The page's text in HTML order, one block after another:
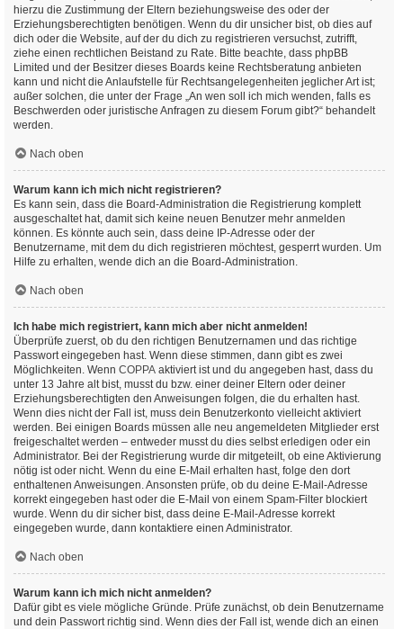
hierzu die Zustimmung der Eltern beziehungsweise des oder der
Erziehungsberechtigten benötigen. Wenn du dir unsicher bist, ob dies auf
dich oder die Website, auf der du dich zu registrieren versuchst, zutrifft,
ziehe einen rechtlichen Beistand zu Rate. Bitte beachte, dass phpBB
Limited und der Besitzer dieses Boards keine Rechtsberatung anbieten
kann und nicht die Anlaufstelle für Rechtsangelegenheiten jeglicher Art ist;
außer solchen, die unter der Frage „An wen soll ich mich wenden, falls es
Beschwerden oder juristische Anfragen zu diesem Forum gibt?“ behandelt
werden.
Nach oben
Warum kann ich mich nicht registrieren?
Es kann sein, dass die Board-Administration die Registrierung komplett
ausgeschaltet hat, damit sich keine neuen Benutzer mehr anmelden
können. Es könnte auch sein, dass deine IP-Adresse oder der
Benutzername, mit dem du dich registrieren möchtest, gesperrt wurden. Um
Hilfe zu erhalten, wende dich an die Board-Administration.
Nach oben
Ich habe mich registriert, kann mich aber nicht anmelden!
Überprüfe zuerst, ob du den richtigen Benutzernamen und das richtige
Passwort eingegeben hast. Wenn diese stimmen, dann gibt es zwei
Möglichkeiten. Wenn COPPA aktiviert ist und du angegeben hast, dass du
unter 13 Jahre alt bist, musst du bzw. einer deiner Eltern oder deiner
Erziehungsberechtigten den Anweisungen folgen, die du erhalten hast.
Wenn dies nicht der Fall ist, muss dein Benutzerkonto vielleicht aktiviert
werden. Bei einigen Boards müssen alle neu angemeldeten Mitglieder erst
freigeschaltet werden – entweder musst du dies selbst erledigen oder ein
Administrator. Bei der Registrierung wurde dir mitgeteilt, ob eine Aktivierung
nötig ist oder nicht. Wenn du eine E-Mail erhalten hast, folge den dort
enthaltenen Anweisungen. Ansonsten prüfe, ob du deine E-Mail-Adresse
korrekt eingegeben hast oder die E-Mail von einem Spam-Filter blockiert
wurde. Wenn du dir sicher bist, dass deine E-Mail-Adresse korrekt
eingegeben wurde, dann kontaktiere einen Administrator.
Nach oben
Warum kann ich mich nicht anmelden?
Dafür gibt es viele mögliche Gründe. Prüfe zunächst, ob dein Benutzername
und dein Passwort richtig sind. Wenn dies der Fall ist, wende dich an einen